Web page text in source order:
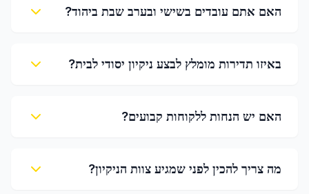
האם אתם עובדים בשישי ובערב שבת ביהוד?
באיזו תדירות מומלץ לבצע ניקיון יסודי לבית?
האם יש הנחות ללקוחות קבועים?
מה צריך להכין לפני שמגיע צוות הניקיון?